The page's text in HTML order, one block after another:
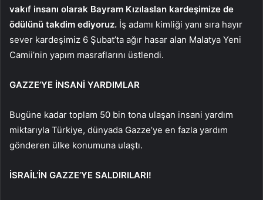
vakıf insanı olarak Bayram Kızılaslan kardeşimize de
ödülünü takdim ediyoruz. İş adamı kimliği yanı sıra hayır
sever kardeşimiz 6 Şubat’ta ağır hasar alan Malatya Yeni
Camii’nin yapım masraflarını üstlendi.
GAZZE’YE İNSANİ YARDIMLAR
Bugüne kadar toplam 50 bin tona ulaşan insani yardım
miktarıyla Türkiye, dünyada Gazze’ye en fazla yardım
gönderen ülke konumuna ulaştı.
İSRAİL’İN GAZZE’YE SALDIRILARI!